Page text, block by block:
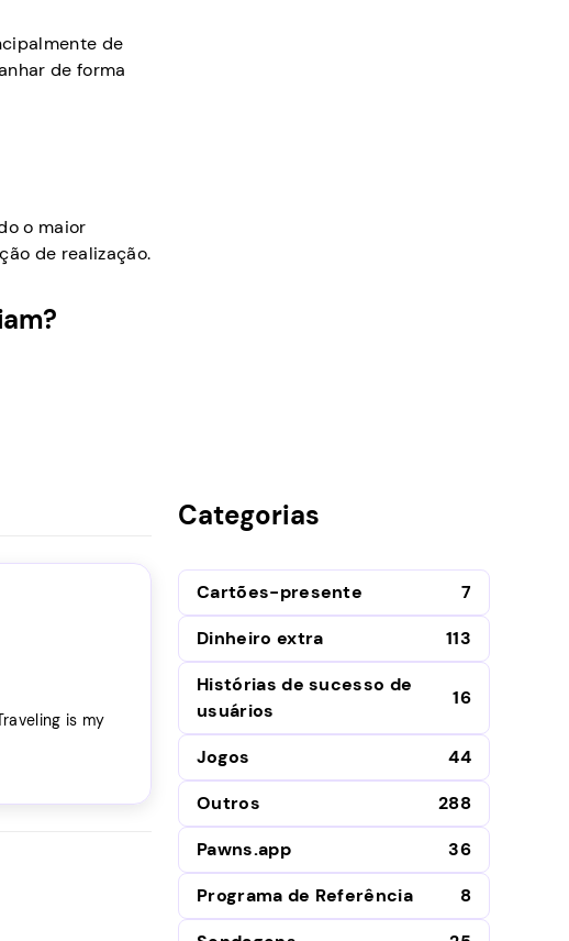
de
de forma
o maior
de realização.
is my
Categorias
Cartões-presente
7
Dinheiro extra
113
Histórias de sucesso de
usuários
16
Jogos
44
Outros
288
Pawns.app
36
Programa de Referência
8